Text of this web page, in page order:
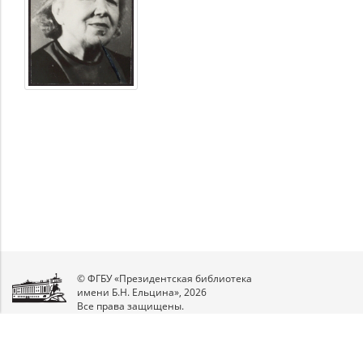
© ФГБУ «Президентская библиотека
имени Б.Н. Ельцина», 2026
Все права защищены.